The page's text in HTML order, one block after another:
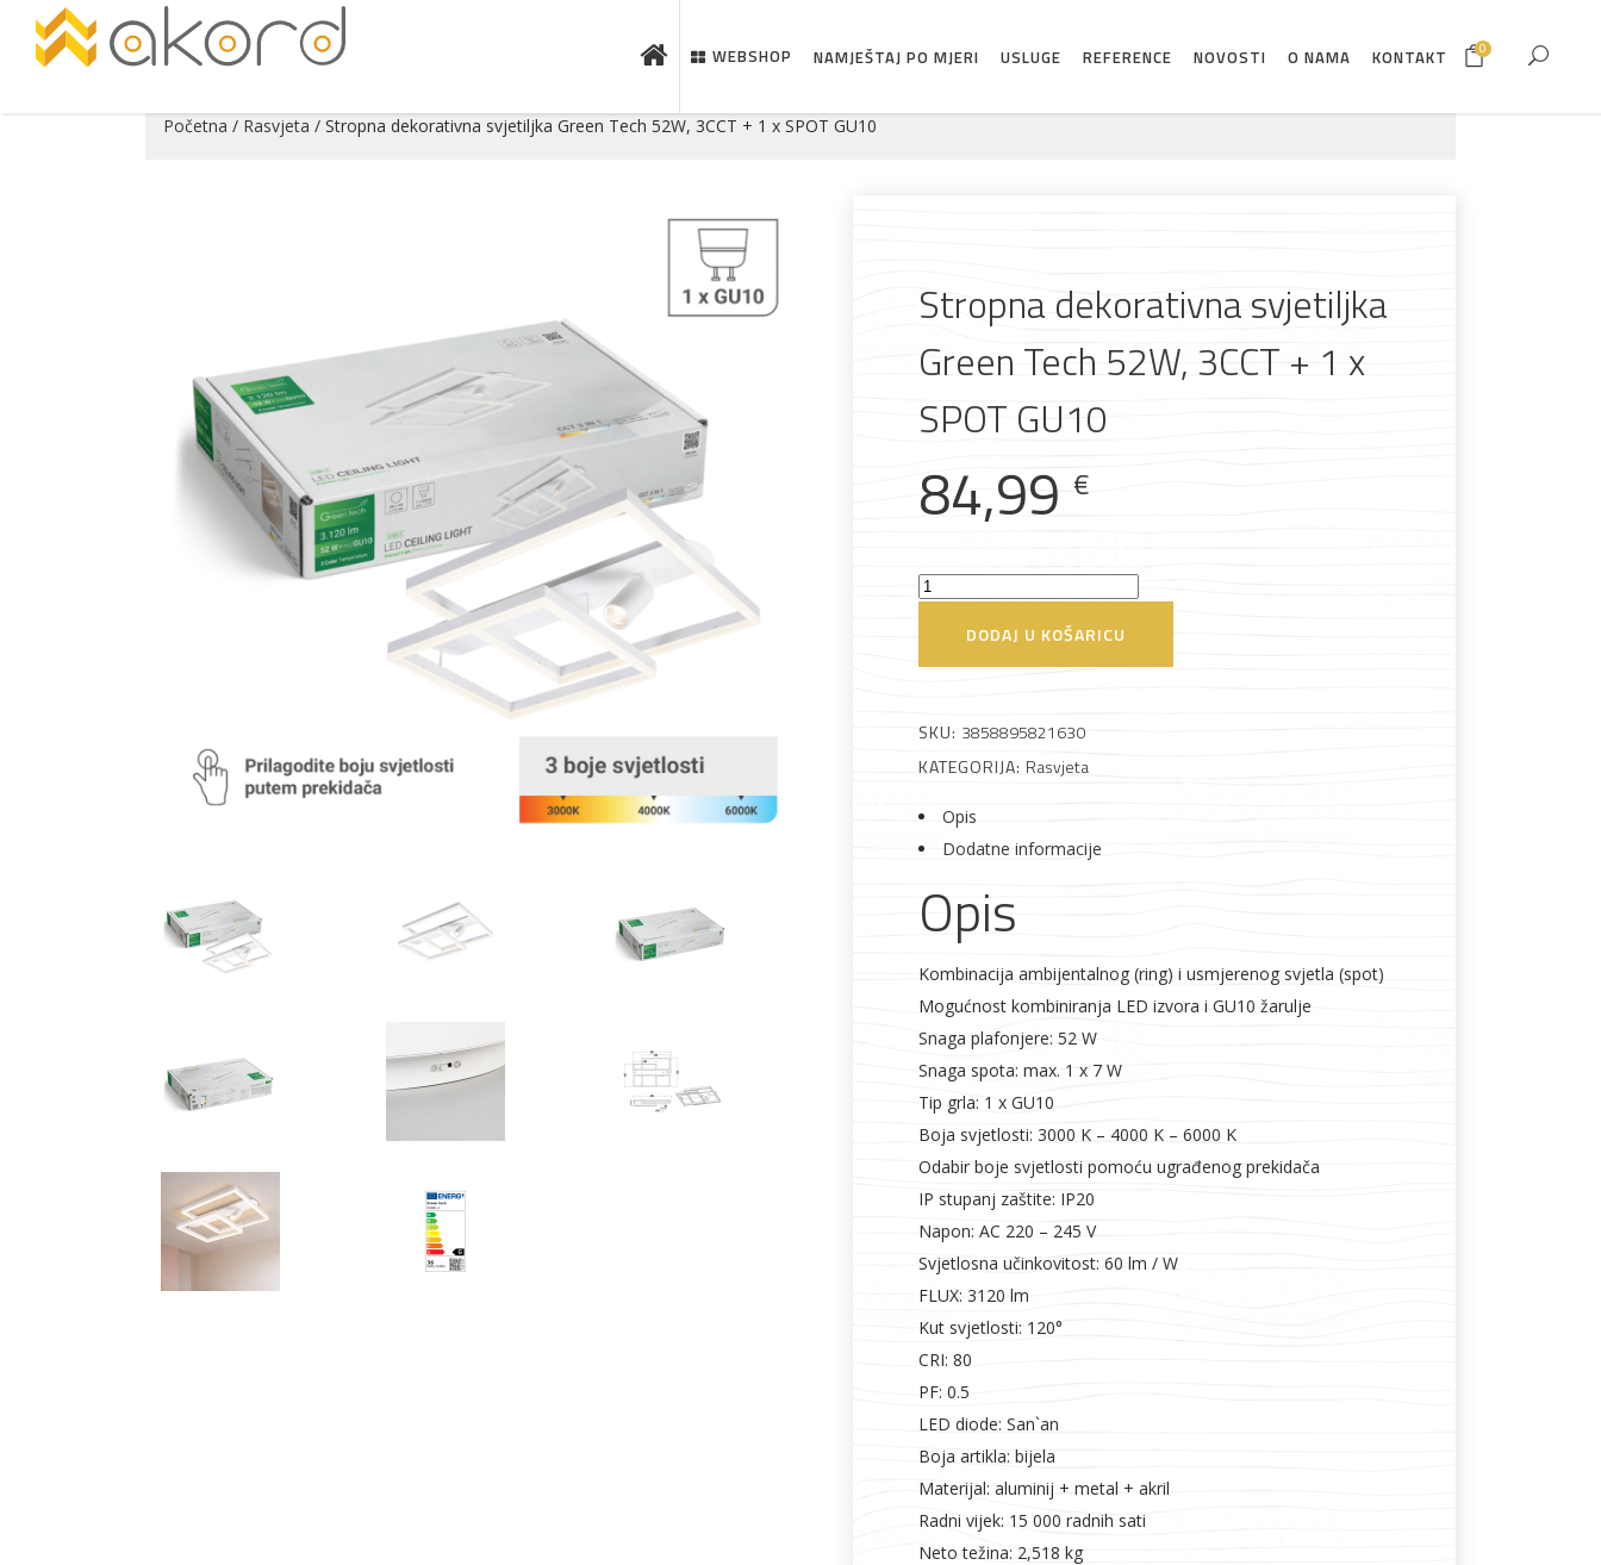
Pogledajte što je novo u ponudi
Pločasti
materijali
Alati i pribor Rasvjeta Boje i lakovi
Bicikli
WEBSHOP NAMJEŠTAJ PO MJERI USLUGE REFERENCE NOVOSTI O NAMA KONTAKT 0
Početna / Rasvjeta / Stropna dekorativna svjetiljka Green Tech 52W, 3CCT + 1 x SPOT GU10
Stropna dekorativna svjetiljka
Green Tech 52W, 3CCT + 1 x
SPOT GU10
84,99 €
Stropna
svjetiljka
52W,
3CCT
+
1
SPOT
GU10
količina
DODAJ U KOŠARICU
SKU: 3858895821630
KATEGORIJA: Rasvjeta
Opis
Dodatne informacije
Opis
Kombinacija ambijentalnog (ring) i usmjerenog svjetla (spot)
Mogućnost kombiniranja LED izvora i GU10 žarulje
Snaga plafonjere: 52 W
Snaga spota: max. 1 x 7 W
Tip grla: 1 x GU10
Boja svjetlosti: 3000 K – 4000 K – 6000 K
Odabir boje svjetlosti pomoću ugrađenog prekidača
IP stupanj zaštite: IP20
Napon: AC 220 – 245 V
Svjetlosna učinkovitost: 60 lm / W
FLUX: 3120 lm
Kut svjetlosti: 120°
CRI: 80
PF: 0.5
LED diode: San`an
Boja artikla: bijela
Materijal: aluminij + metal + akril
Radni vijek: 15 000 radnih sati
Neto težina: 2,518 kg